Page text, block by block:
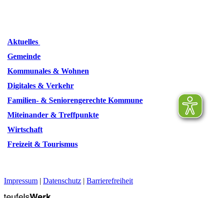
Aktuelles
Gemeinde
Kommunales & Wohnen
Digitales & Verkehr
Familien- & Seniorengerechte Kommune
Miteinander & Treffpunkte
Wirtschaft
Freizeit & Tourismus
Impressum | Datenschutz | Barrierefreiheit